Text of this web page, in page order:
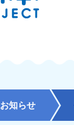
お知らせ